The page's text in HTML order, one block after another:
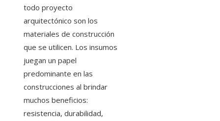
todo proyecto
arquitectónico son los
materiales de construcción
que se utilicen. Los insumos
juegan un papel
predominante en las
construcciones al brindar
muchos beneficios:
resistencia, durabilidad,